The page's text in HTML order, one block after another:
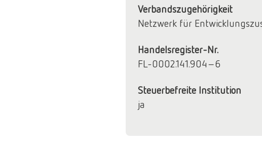
Verbandszugehörigkeit
Netzwerk für
Handelsregister-Nr.
FL-0002.141.904-6
Steuerbefreite Institution
ja